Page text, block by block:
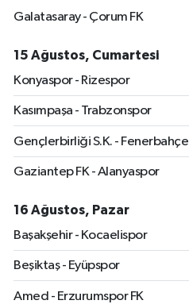
Galatasaray - Çorum FK
15 Ağustos, Cumartesi
Konyaspor - Rizespor
Kasımpaşa - Trabzonspor
Gençlerbirliği S.K. - Fenerbahçe
Gaziantep FK - Alanyaspor
16 Ağustos, Pazar
Başakşehir - Kocaelispor
Beşiktaş - Eyüpspor
Amed - Erzurumspor FK